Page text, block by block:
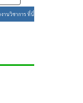
านวิชาการ ที่นี่